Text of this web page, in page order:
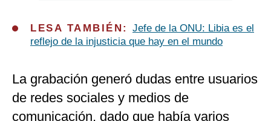
LESA TAMBIÉN: Jefe de la ONU: Libia es el
reflejo de la injusticia que hay en el mundo
La grabación generó dudas entre usuarios
de redes sociales y medios de
comunicación, dado que había varios